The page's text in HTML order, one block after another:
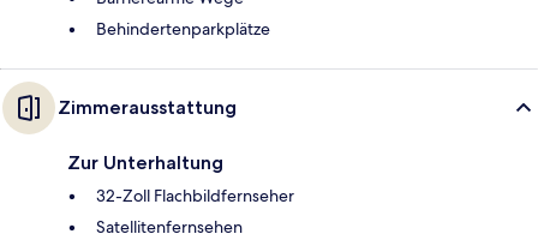
Behindertenparkplätze
Zimmerausstattung
Zur Unterhaltung
32-Zoll Flachbildfernseher
Satellitenfernsehen